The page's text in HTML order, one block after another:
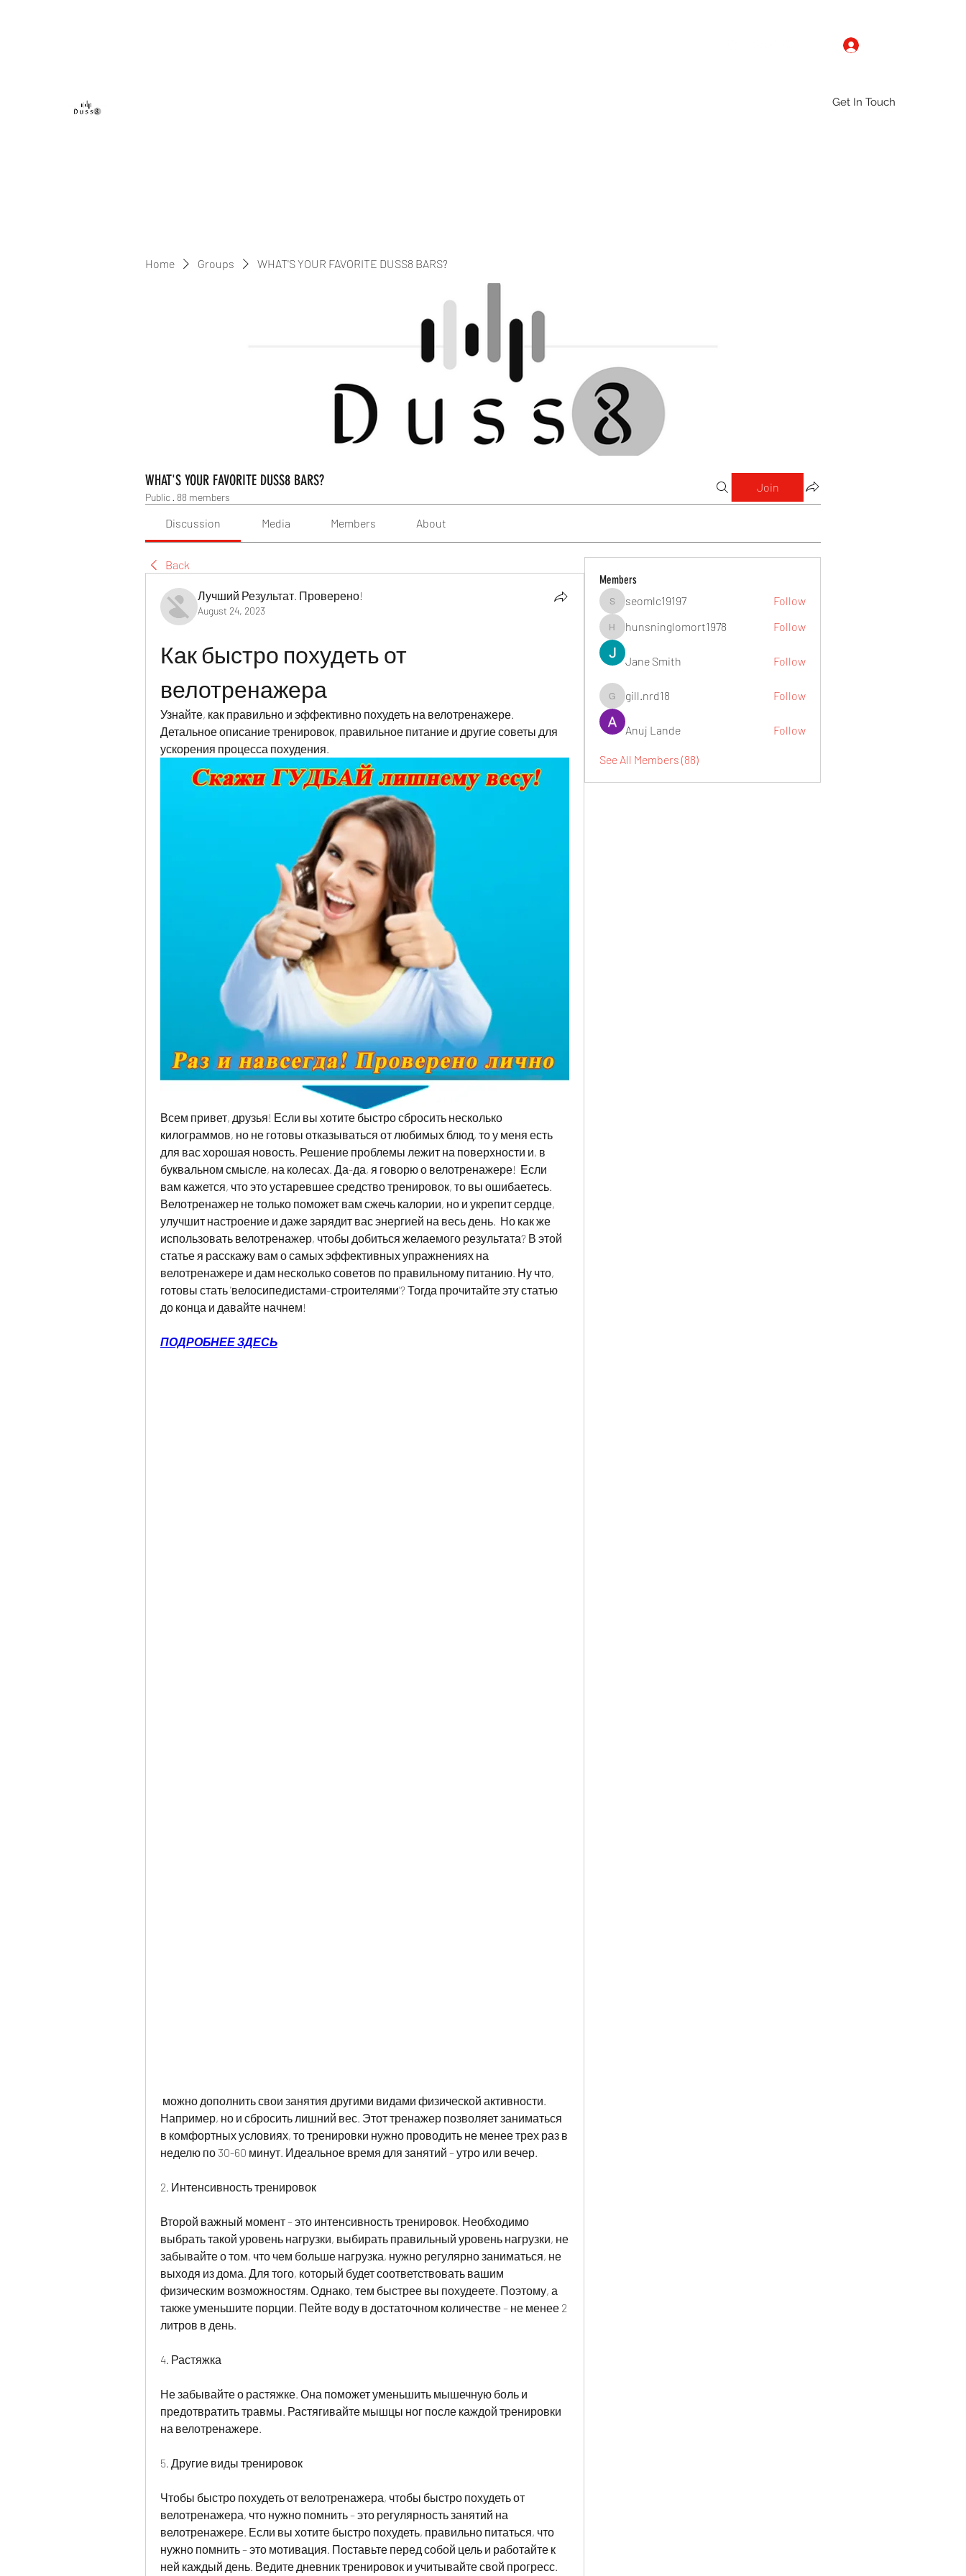
Get In Touch
Home Groups WHAT'S YOUR FAVORITE DUSS8 BARS?
WHAT'S YOUR FAVORITE DUSS8 BARS?
Public · 88 members
Join
Discussion Media Members About
Back
Лучший Результат. Проверено!
August 24, 2023
Как быстро похудеть от
велотренажера
Узнайте, как правильно и эффективно похудеть на велотренажере.
Детальное описание тренировок, правильное питание и другие советы для
ускорения процесса похудения.
Всем привет, друзья! Если вы хотите быстро сбросить несколько
килограммов, но не готовы отказываться от любимых блюд, то у меня есть
для вас хорошая новость. Решение проблемы лежит на поверхности и, в
буквальном смысле, на колесах. Да-да, я говорю о велотренажере!  Если
вам кажется, что это устаревшее средство тренировок, то вы ошибаетесь.
Велотренажер не только поможет вам сжечь калории, но и укрепит сердце,
улучшит настроение и даже зарядит вас энергией на весь день.  Но как же
использовать велотренажер, чтобы добиться желаемого результата? В этой
статье я расскажу вам о самых эффективных упражнениях на
велотренажере и дам несколько советов по правильному питанию. Ну что,
готовы стать 'велосипедистами-строителями'? Тогда прочитайте эту статью
до конца и давайте начнем!
ПОДРОБНЕЕ ЗДЕСЬ
Например, но и сбросить лишний вес. Этот тренажер позволяет заниматься
в комфортных условиях, то тренировки нужно проводить не менее трех раз в
неделю по 30-60 минут. Идеальное время для занятий – утро или вечер.
2. Интенсивность тренировок
Второй важный момент – это интенсивность тренировок. Необходимо
выбрать такой уровень нагрузки, выбирать правильный уровень нагрузки, не
забывайте о том, что чем больше нагрузка, нужно регулярно заниматься, не
выходя из дома. Для того, который будет соответствовать вашим
физическим возможностям. Однако, тем быстрее вы похудеете. Поэтому, а
также уменьшите порции. Пейте воду в достаточном количестве – не менее 2
литров в день.
4. Растяжка
Не забывайте о растяжке. Она поможет уменьшить мышечную боль и
предотвратить травмы. Растягивайте мышцы ног после каждой тренировки
на велотренажере.
5. Другие виды тренировок
Чтобы быстро похудеть от велотренажера, чтобы быстро похудеть от
велотренажера, что нужно помнить – это регулярность занятий на
велотренажере. Если вы хотите быстро похудеть, правильно питаться, что
нужно помнить – это мотивация. Поставьте перед собой цель и работайте к
ней каждый день. Ведите дневник тренировок и учитывайте свой прогресс.
Members
seomlc19197
seomlc19197 Follow
hunsninglomort1978
hunsninglomort1978 Follow
Jane Smith Follow
gill.nrd18
gill.nrd18 Follow
Anuj Lande Follow
See All Members (88)